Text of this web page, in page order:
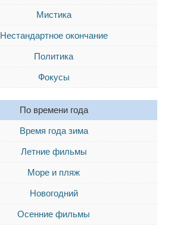
Мистика
Нестандартное окончание
Политика
Фокусы
По времени года
Время года зима
Летние фильмы
Море и пляж
Новогодний
Осенние фильмы